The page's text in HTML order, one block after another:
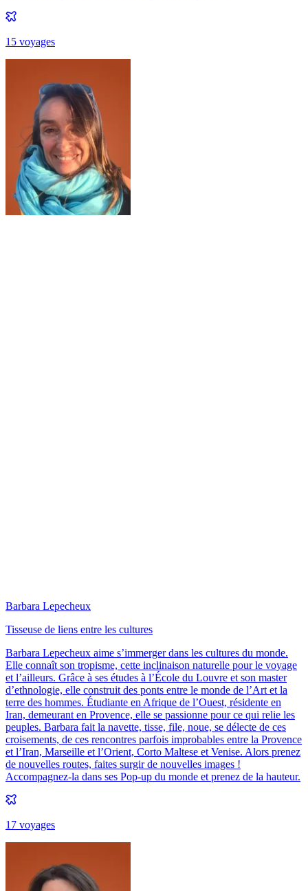
15 voyages
Barbara Lepecheux
Tisseuse de liens entre les cultures
Barbara Lepecheux aime s’immerger dans les cultures du monde.
Elle connaît son tropisme, cette inclinaison naturelle pour le voyage
et l’ailleurs. Grâce à ses études à l’École du Louvre et son master
d’ethnologie, elle construit des ponts entre le monde de l’Art et la
terre des hommes. Étudiante en Afrique de l’Ouest, résidente en
Iran, demeurant en Provence, elle se passionne pour ce qui relie les
peuples. Barbara fait la navette, tisse, file, noue, se délecte de ces
croisements, de ces rencontres parfois improbables entre la Provence
et l’Iran, Marseille et l’Orient, Corto Maltese et Venise. Alors prenez
de nouvelles routes, faites surgir de nouvelles images !
Accompagnez-la dans ses Pop-up du monde et prenez de la hauteur.
17 voyages